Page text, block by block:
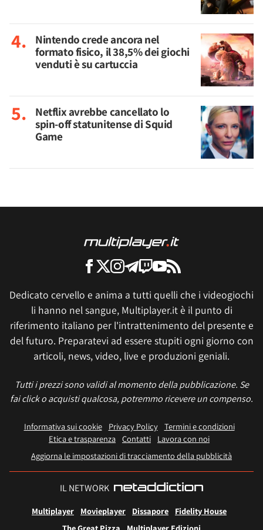
Nintendo crede ancora nel
formato fisico, il 38,5% dei giochi
venduti è su cartuccia
Netflix avrebbe cancellato lo
spin-off statunitense di Squid
Game
Dedicato cervello e anima a tutti quelli che i videogiochi
li hanno nel sangue, Multiplayer.it è il punto di
riferimento italiano per l'intrattenimento del presente e
del futuro. Preparatevi ad essere stupiti ogni giorno con
articoli, news, video, live e produzioni geniali.
Tutti i prezzi sono validi al momento della pubblicazione. Se
fai click o acquisti qualcosa, potremmo ricevere un compenso.
Informativa sui cookie Privacy Policy
Termini e condizioni
Etica e trasparenza Contatti
Lavora con noi
Aggiorna le impostazioni di tracciamento della pubblicità
IL NETWORK
Multiplayer Movieplayer Dissapore
Fidelity House